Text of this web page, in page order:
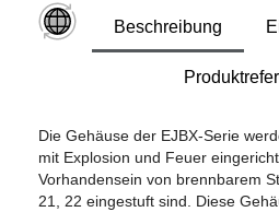
Beschreibung
Die Gehäuse der EJBX-Serie
mit Explosion und Feuer
Vorhandensein von brennbarem
21, 22 eingestuft sind. Diese